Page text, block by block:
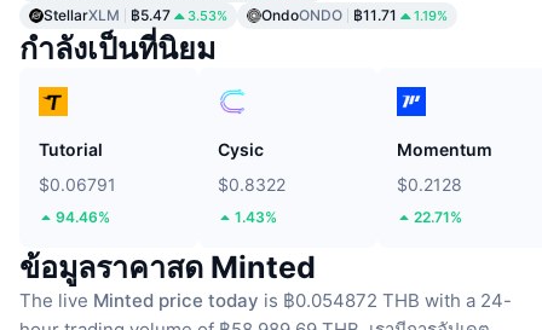
StellarXLM ฿5.47 3.53% OndoONDO ฿11.71 1.19%
กำลังเป็นที่นิยม
Tutorial
$0.06791
94.46%
Cysic
$0.8322
1.43%
Momentum
$0.2128
22.71%
ข้อมูลราคาสด Minted
The live Minted price today is ฿0.054872 THB with a 24-